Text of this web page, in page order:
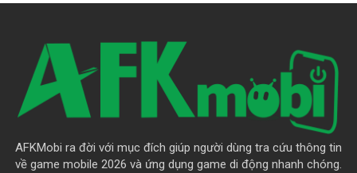
AFKMobi ra đời với mục đích giúp người dùng tra cứu thông tin
về game mobile 2026 và ứng dụng game di động nhanh chóng.